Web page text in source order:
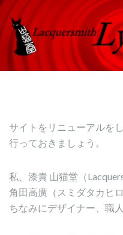
サイトをリニューアルを
行っておきましょう。
私、漆貴 山猫堂（
角田高廣（スミダタカヒ
ちなみにデザイナー、職